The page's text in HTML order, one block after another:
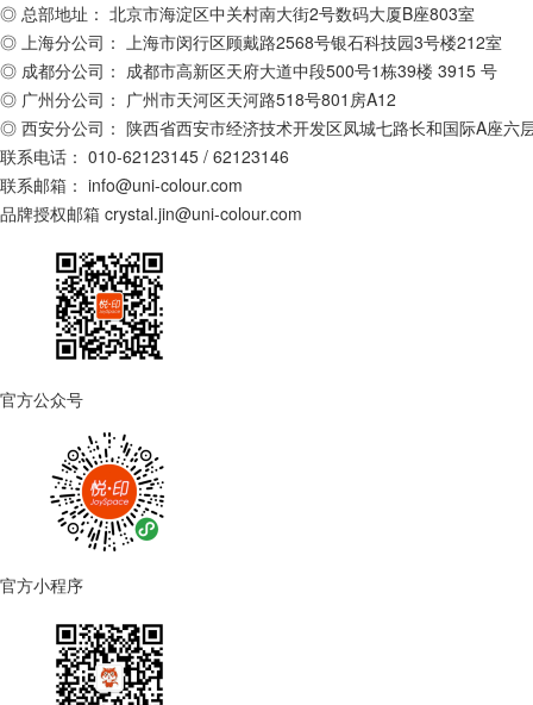
◎ 总部地址： 北京市海淀区中关村南大街2号数码大厦B座803室
◎ 上海分公司： 上海市闵行区顾戴路2568号银石科技园3号楼212室
◎ 成都分公司： 成都市高新区天府大道中段500号1栋39楼 3915 号
◎ 广州分公司： 广州市天河区天河路518号801房A12
◎ 西安分公司： 陕西省西安市经济技术开发区凤城七路长和国际A座六
联系电话： 010-62123145 / 62123146
联系邮箱： info@uni-colour.com
品牌授权邮箱 crystal.jin@uni-colour.com
官方公众号
官方小程序